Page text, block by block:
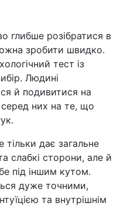
Політика
Світ
Лайт
Інциденти
Туризм
Погода
глибше розібратися в
зробити швидко.
тест із
Людині
й подивитися на
них на те, що
тільки дає загальне
слабкі сторони, але й
під іншим кутом.
дуже точними,
та внутрішнім